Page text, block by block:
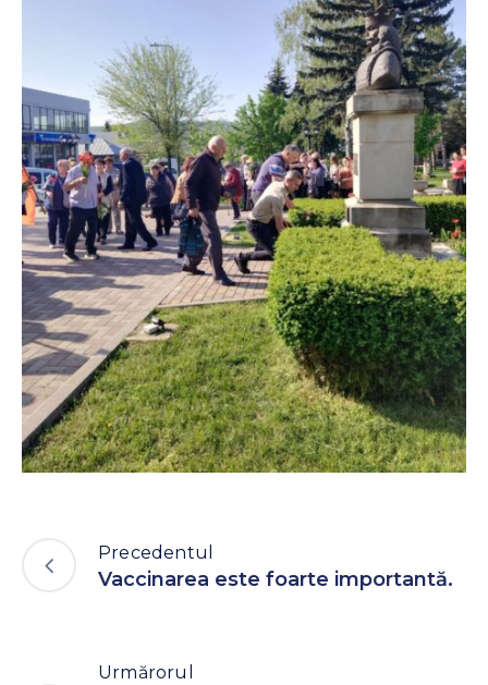
Precedentul
Vaccinarea este foarte importantă.
Urmărorul